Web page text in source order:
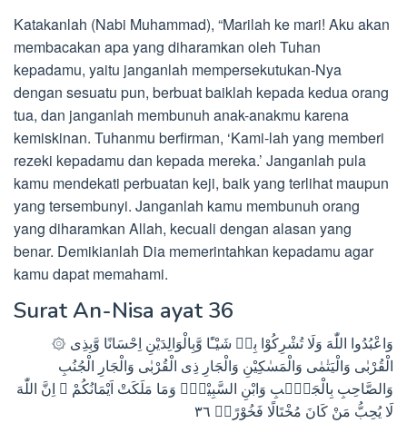
Katakanlah (Nabi Muhammad), “Marilah ke mari! Aku akan
membacakan apa yang diharamkan oleh Tuhan
kepadamu, yaitu janganlah mempersekutukan-Nya
dengan sesuatu pun, berbuat baiklah kepada kedua orang
tua, dan janganlah membunuh anak-anakmu karena
kemiskinan. Tuhanmu berfirman, ‘Kami-lah yang memberi
rezeki kepadamu dan kepada mereka.’ Janganlah pula
kamu mendekati perbuatan keji, baik yang terlihat maupun
yang tersembunyi. Janganlah kamu membunuh orang
yang diharamkan Allah, kecuali dengan alasan yang
benar. Demikianlah Dia memerintahkan kepadamu agar
kamu dapat memahami.
Surat An-Nisa ayat 36
۞ وَاعْبُدُوا اللّٰهَ وَلَا تُشْرِكُوْا بِهٖ شَيْـًٔا وَّبِالْوَالِدَيْنِ اِحْسَانًا وَّبِذِى
الْقُرْبٰى وَالْيَتٰمٰى وَالْمَسٰكِيْنِ وَالْجَارِ ذِى الْقُرْبٰى وَالْجَارِ الْجُنُبِ
وَالصَّاحِبِ بِالْجَنْۢبِ وَابْنِ السَّبِيْلِۙ وَمَا مَلَكَتْ اَيْمَانُكُمْ ۗ اِنَّ اللّٰهَ
لَا يُحِبُّ مَنْ كَانَ مُخْتَالًا فَخُوْرًاۙ ٣٦